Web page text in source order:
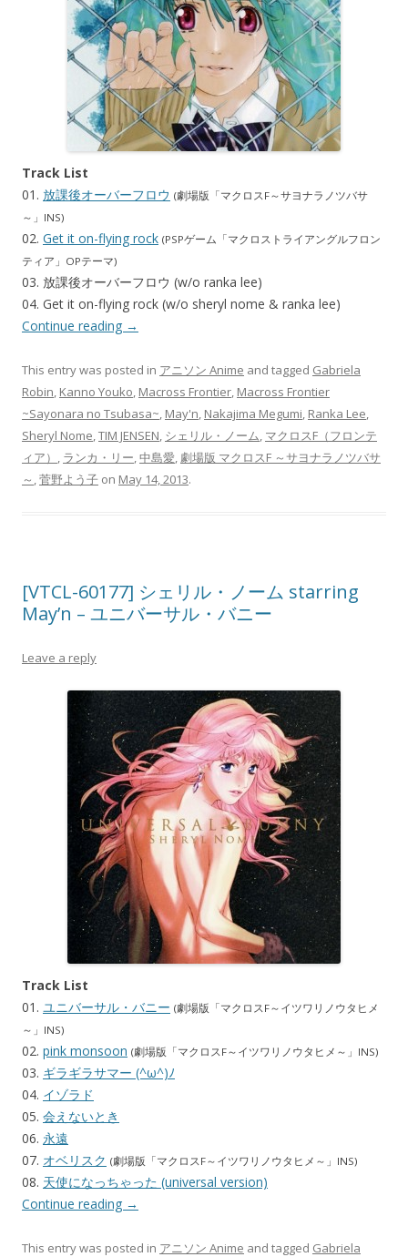
Track List
01. 放課後オーバーフロウ (劇場版「マクロスF～サヨナラノツバサ
～」INS)
02. Get it on-flying rock (PSPゲーム「マクロストライアングルフロン
ティア」OPテーマ)
03. 放課後オーバーフロウ (w/o ranka lee)
04. Get it on-flying rock (w/o sheryl nome & ranka lee)
Continue reading →
This entry was posted in アニソン Anime and tagged Gabriela
Robin, Kanno Youko, Macross Frontier, Macross Frontier
~Sayonara no Tsubasa~, May'n, Nakajima Megumi, Ranka Lee,
Sheryl Nome,TIM JENSEN, シェリル・ノーム, マクロスF（フロンテ
ィア） , ランカ・リー,中島愛, 劇場版 マクロスF ～サヨナラノツバサ
～ ,菅野よう子 on May 14, 2013.
[VTCL-60177] シェリル・ノーム starring
May’n – ユニバーサル・バニー
Leave a reply
Track List
01. ユニバーサル・バニー (劇場版「マクロスF～イツワリノウタヒメ
～」INS)
02. pink monsoon (劇場版「マクロスF～イツワリノウタヒメ～」INS)
03. ギラギラサマー (^ω^)ﾉ
04. イゾラド
05. 会えないとき
06. 永遠
07. オベリスク (劇場版「マクロスF～イツワリノウタヒメ～」INS)
08. 天使になっちゃった (universal version)
Continue reading →
This entry was posted in アニソン Anime and tagged Gabriela